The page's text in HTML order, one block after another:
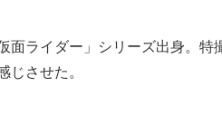
ライダー」シリーズ出身。特
じさせた。